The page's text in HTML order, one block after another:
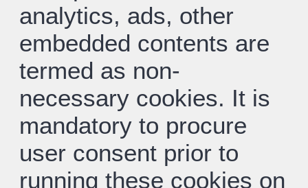
analytics, ads, other
embedded contents are
termed as non-
necessary cookies. It is
mandatory to procure
user consent prior to
running these cookies on